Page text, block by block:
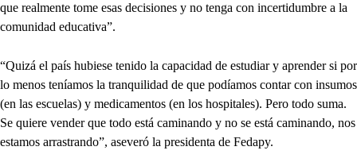
que realmente tome esas decisiones y no tenga con incertidumbre a la
comunidad educativa”.
“Quizá el país hubiese tenido la capacidad de estudiar y aprender si por
lo menos teníamos la tranquilidad de que podíamos contar con insumos
(en las escuelas) y medicamentos (en los hospitales). Pero todo suma.
Se quiere vender que todo está caminando y no se está caminando, nos
estamos arrastrando”, aseveró la presidenta de Fedapy.